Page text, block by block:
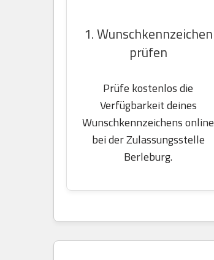
1. Wunschkennzeichen
prüfen
Prüfe kostenlos die
Verfügbarkeit deines
Wunschkennzeichens online
bei der Zulassungsstelle
Berleburg.